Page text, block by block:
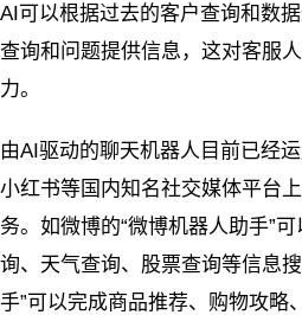
AI可以根据过去的客户查询和数
查询和问题提供信息，这对客服
力。
由AI驱动的聊天机器人目前已经
小红书等国内知名社交媒体平台
务。如微博的“微博机器人助手”
询、天气查询、股票查询等信息
手”可以完成商品推荐、购物攻略